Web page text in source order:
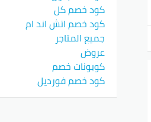
كود خصم كل
كود خصم اتش اند ام
جميع المتاجر
عروض
كوبونات خصم
كود خصم فورديل